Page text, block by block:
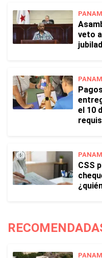
veto
el 10
CSS